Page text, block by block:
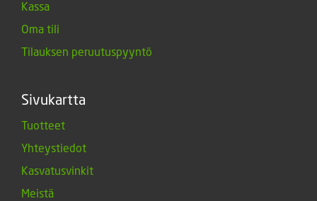
Kassa
Oma tili
Tilauksen peruutuspyyntö
Sivukartta
Tuotteet
Yhteystiedot
Kasvatusvinkit
Meistä